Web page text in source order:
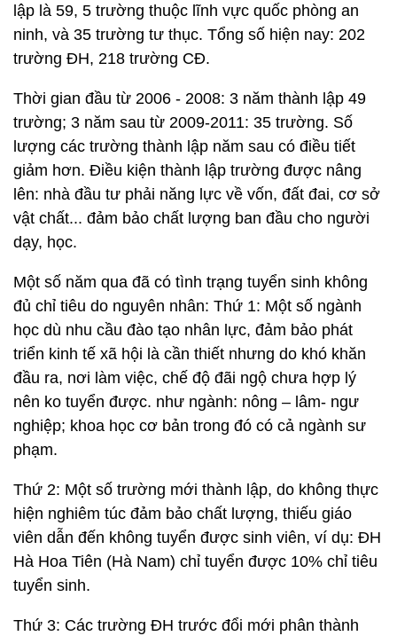
lập là 59, 5 trường thuộc lĩnh vực quốc phòng an
ninh, và 35 trường tư thục. Tổng số hiện nay: 202
trường ĐH, 218 trường CĐ.
Thời gian đầu từ 2006 - 2008: 3 năm thành lập 49
trường; 3 năm sau từ 2009-2011: 35 trường. Số
lượng các trường thành lập năm sau có điều tiết
giảm hơn. Điều kiện thành lập trường được nâng
lên: nhà đầu tư phải năng lực về vốn, đất đai, cơ sở
vật chất... đảm bảo chất lượng ban đầu cho người
dạy, học.
Một số năm qua đã có tình trạng tuyển sinh không
đủ chỉ tiêu do nguyên nhân: Thứ 1: Một số ngành
học dù nhu cầu đào tạo nhân lực, đảm bảo phát
triển kinh tế xã hội là cần thiết nhưng do khó khăn
đầu ra, nơi làm việc, chế độ đãi ngộ chưa hợp lý
nên ko tuyển được. như ngành: nông – lâm- ngư
nghiệp; khoa học cơ bản trong đó có cả ngành sư
phạm.
Thứ 2: Một số trường mới thành lập, do không thực
hiện nghiêm túc đảm bảo chất lượng, thiếu giáo
viên dẫn đến không tuyển được sinh viên, ví dụ: ĐH
Hà Hoa Tiên (Hà Nam) chỉ tuyển được 10% chỉ tiêu
tuyển sinh.
Thứ 3: Các trường ĐH trước đổi mới phân thành